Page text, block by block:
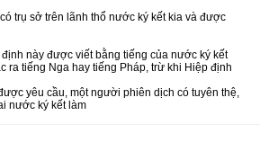
trụ sở trên lãnh thổ nước ký kết kia và được
này được viết bằng tiếng của nước ký kết
ra tiếng Nga hay tiếng Pháp, trừ khi Hiệp định
yêu cầu, một người phiên dịch có tuyên thệ,
nước ký kết làm
Pháp hoặc Viện Kiểm sát nhân dân tối cao
nước Cộng hòa Ba Lan, trừ khi Hiệp định